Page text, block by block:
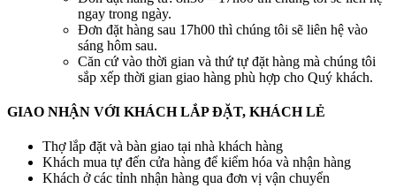
ngay trong ngày.
Đơn đặt hàng sau 17h00 thì chúng tôi sẽ liên hệ vào
sáng hôm sau.
Căn cứ vào thời gian và thứ tự đặt hàng mà chúng tôi
sắp xếp thời gian giao hàng phù hợp cho Quý khách.
GIAO NHẬN VỚI KHÁCH LẮP ĐẶT, KHÁCH LẺ
Thợ lắp đặt và bàn giao tại nhà khách hàng
Khách mua tự đến cửa hàng để kiểm hóa và nhận hàng
Khách ở các tỉnh nhận hàng qua đơn vị vận chuyển